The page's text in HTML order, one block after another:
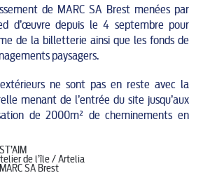
de MARC SA Brest menées par
d’œuvre depuis le 4 septembre pour
de la billetterie ainsi que les fonds de
paysagers.
ne sont pas en reste avec la
menant de l’entrée du site jusqu’aux
de 2000m² de cheminements en
de l’île / Artelia
SA Brest